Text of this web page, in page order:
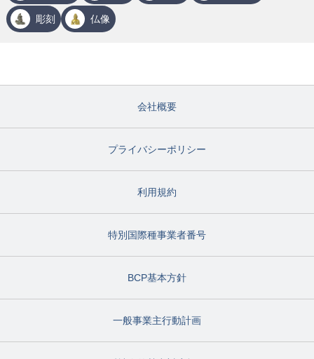
彫刻 仏像
会社概要
プライバシーポリシー
利用規約
特別国際種事業者番号
BCP基本方針
一般事業主行動計画